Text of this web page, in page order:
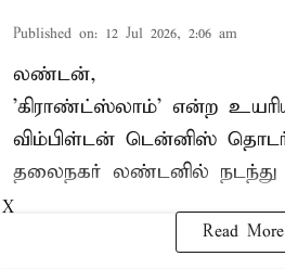
Published on: 12 Jul 2026, 2:06 am
லண்டன்,
'கிராண்ட்ஸ்லாம்' என்ற
விம்பிள்டன் டென்னிஸ்
தலைநகர் லண்டனில் நடந்து
Read More
X